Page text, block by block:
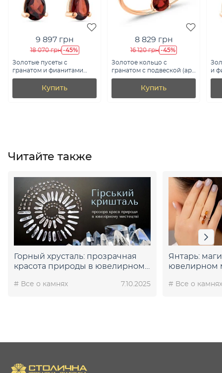
9 897 грн
18 070 грн -45%
Золотые пусеты с
гранатом и фианитами
(арт. 111273Пк)
Купить
8 829 грн
16 120 грн -45%
Золотое кольцо с
гранатом с подвеской (арт.
141273Пк)
Купить
и
Читайте также
Горный хрусталь: прозрачная
красота природы в ювелирном
# Все о камнях 7.10.2025
Янтарь:
ювелирном
# Все о камнях